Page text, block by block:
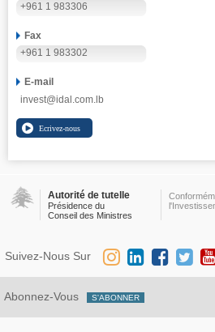
+961 1 983306
Fax
+961 1 983302
E-mail
invest@idal.com.lb
Autorité de tutelle
Présidence du
Conseil des Ministres
Abonnez-Vous
Suivez-Nous Sur